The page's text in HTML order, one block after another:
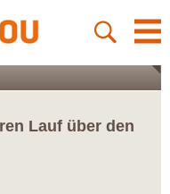
Lauf über den